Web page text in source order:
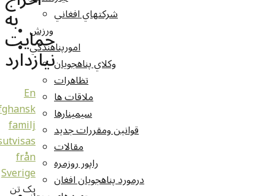
شرکتهاي افغاني
ورزش
امورپناهندگي
وکلاي پناهجويان
تظاهرات
ملاقات ها
سيمينارها
قوانين ومقررات جديد
مقالات
راپور روزمره
درمورد پناهجويان افغان
به
حمایت
نیازدارد
En
familj
från
Sverige
یک تن